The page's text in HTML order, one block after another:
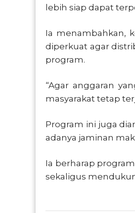
lebih siap dapat
Ia menambahkan,
diperkuat agar
program.
“Agar anggaran
masyarakat tetap
Program ini juga
adanya jaminan
Ia berharap
sekaligus